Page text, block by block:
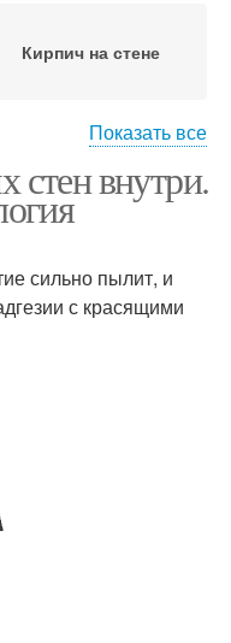
Кирпич на стене
Год в стиле
Мебели в стиле
Показать все
стен внутри.
сильно пылит, и
с красящими